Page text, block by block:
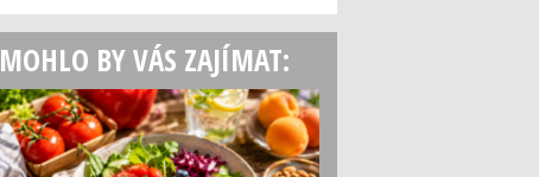
MOHLO BY VÁS ZAJÍMAT: